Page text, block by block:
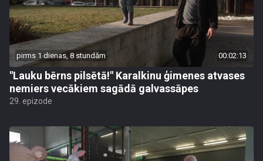
pirms 1 dienas, 8 stundām 00:02:13
"Lauku bērns pilsētā!" Karalkinu ģimenes atvases
nemiers vecākiem sagādā galvassāpes
29. epizode